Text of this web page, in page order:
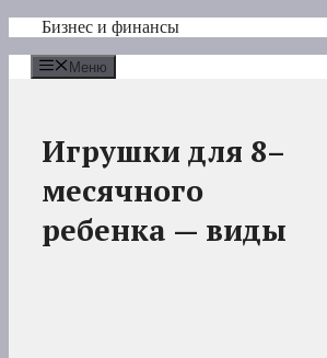
Перейти
содержимому
Бизнес и финансы
Меню
Игрушки для 8–
месячного
ребенка — виды